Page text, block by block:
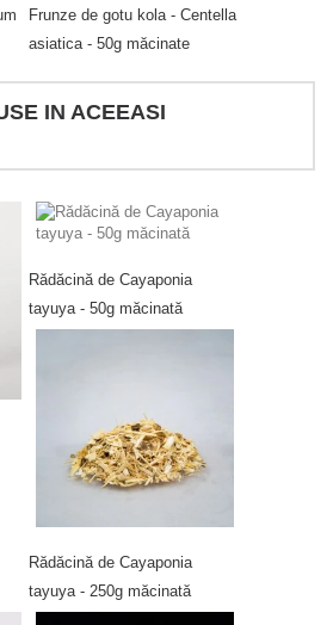
Frunze de gotu kola - Centella
asiatica - 50g măcinate
IN ACEEASI
Rădăcină de Cayaponia
tayuya - 50g măcinată
Rădăcină de Cayaponia
tayuya - 250g măcinată